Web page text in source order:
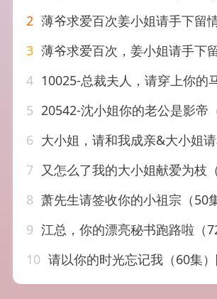
2 薄爷求爱百次姜小姐请手下留情（80集）徐
3 薄爷求爱百次，姜小姐请手下留（80集）
4 10025-总裁夫人，请穿上你的马甲（
5 20542-沈小姐你的老公是影帝
6 大小姐，请和我成亲&大小姐请和我成亲
7 又怎么了我的大小姐献爱为枝（60集）李卓
8 萧先生请签收你的小祖宗（50集）吴
9 江总，你的漂亮秘书跑路啦（72集）
10 请以你的时光忘记我（60集）